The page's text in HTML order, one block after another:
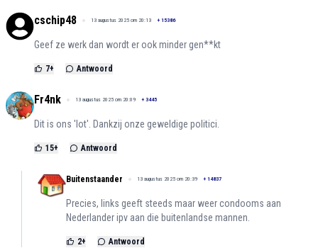
cschip48 13 augustus 2025 om 20:13 + 15386
Geef ze werk dan wordt er ook minder gen**kt
7+ Antwoord
Fr4nk 13 augustus 2025 om 20:09 + 3445
Dit is ons 'lot'. Dankzij onze geweldige politici.
15+ Antwoord
Buitenstaander 13 augustus 2025 om 20:39 + 14837
Precies, links geeft steeds maar weer condooms aan
Nederlander ipv aan die buitenlandse mannen.
2+ Antwoord